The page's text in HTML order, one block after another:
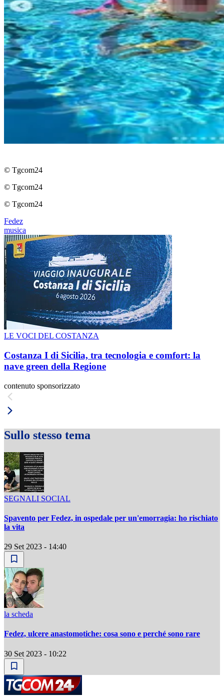
© Tgcom24
© Tgcom24
© Tgcom24
Fedez
musica
LE VOCI DEL COSTANZA
Costanza I di Sicilia, tra tecnologia e comfort: la
nave green della Regione
contenuto sponsorizzato
Sullo stesso tema
SEGNALI SOCIAL
Spavento per Fedez, in ospedale per un'emorragia: ho rischiato
la vita
29 Set 2023 - 14:40
la scheda
Fedez, ulcere anastomotiche: cosa sono e perché sono rare
30 Set 2023 - 10:22